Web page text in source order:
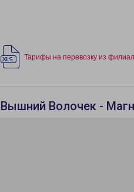
Тарифы на перевозку из
Волочек -